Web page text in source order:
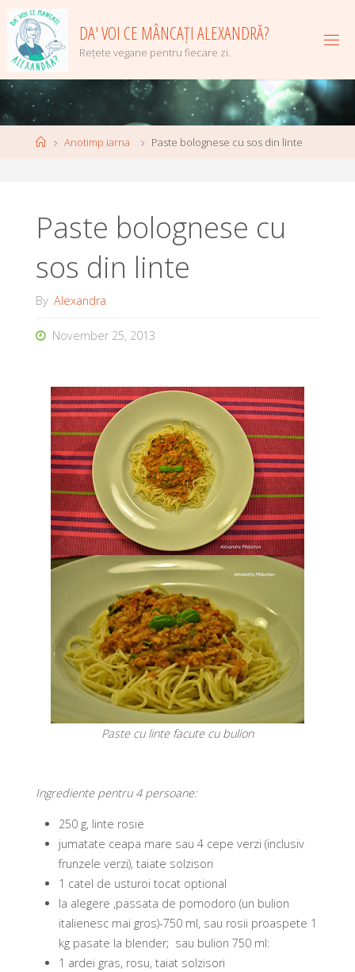
to
content
DA' VOI CE MÂNCAȚI ALEXANDRĂ?
Rețete vegane pentru fiecare zi.
HomeAnotimp iarna Paste bolognese cu sos din linte
Paste bolognese cu
sos din linte
By Alexandra
November 25, 2013
Paste cu linte facute cu bulion
Ingrediente pentru 4 persoane:
250 g, linte rosie
jumatate ceapa mare sau 4 cepe verzi (inclusiv
frunzele verzi), taiate solzisori
1 catel de usturoi tocat optional
la alegere ,passata de pomodoro (un bulion
italienesc mai gros)-750 ml, sau rosii proaspete 1
kg pasate la blender; sau bulion 750 ml:
1 ardei gras, rosu, taiat solzisori